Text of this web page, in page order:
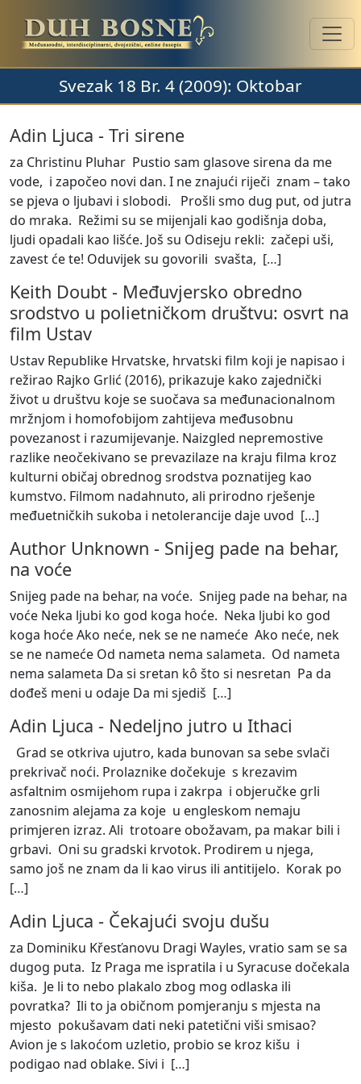
Svezak 18 Br. 4 (2009): Oktobar
Adin Ljuca - Tri sirene
za Christinu Pluhar Pustio sam glasove sirena da me
vode, i započeo novi dan. I ne znajući riječi znam – tako
se pjeva o ljubavi i slobodi. Prošli smo dug put, od jutra
do mraka. Režimi su se mijenjali kao godišnja doba,
ljudi opadali kao lišće. Još su Odiseju rekli: začepi uši,
zavest će te! Oduvijek su govorili svašta, […]
Keith Doubt - Međuvjersko obredno
srodstvo u polietničkom društvu: osvrt na
film Ustav
Ustav Republike Hrvatske, hrvatski film koji je napisao i
režirao Rajko Grlić (2016), prikazuje kako zajednički
život u društvu koje se suočava sa međunacionalnom
mržnjom i homofobijom zahtijeva međusobnu
povezanost i razumijevanje. Naizgled nepremostive
razlike neočekivano se prevazilaze na kraju filma kroz
kulturni običaj obrednog srodstva poznatijeg kao
kumstvo. Filmom nadahnuto, ali prirodno rješenje
međuetničkih sukoba i netolerancije daje uvod […]
Author Unknown - Snijeg pade na behar,
na voće
Snijeg pade na behar, na voće. Snijeg pade na behar, na
voće Neka ljubi ko god koga hoće. Neka ljubi ko god
koga hoće Ako neće, nek se ne nameće Ako neće, nek
se ne nameće Od nameta nema salameta. Od nameta
nema salameta Da si sretan kô što si nesretan Pa da
dođeš meni u odaje Da mi sjediš […]
Adin Ljuca - Nedeljno jutro u Ithaci
Grad se otkriva ujutro, kada bunovan sa sebe svlači
prekrivač noći. Prolaznike dočekuje s krezavim
asfaltnim osmijehom rupa i zakrpa i objeručke grli
zanosnim alejama za koje u engleskom nemaju
primjeren izraz. Ali trotoare obožavam, pa makar bili i
grbavi. Oni su gradski krvotok. Prodirem u njega,
samo još ne znam da li kao virus ili antitijelo. Korak po
[…]
Adin Ljuca - Čekajući svoju dušu
za Dominiku Křesťanovu Dragi Wayles, vratio sam se sa
dugog puta. Iz Praga me ispratila i u Syracuse dočekala
kiša. Je li to nebo plakalo zbog mog odlaska ili
povratka? Ili to ja običnom pomjeranju s mjesta na
mjesto pokušavam dati neki patetični viši smisao?
Avion je s lakoćom uzletio, probio se kroz kišu i
podigao nad oblake. Sivi i […]